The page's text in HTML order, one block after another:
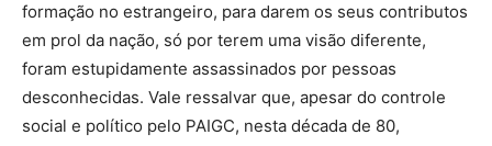
formação no estrangeiro, para darem os seus contributos
em prol da nação, só por terem uma visão diferente,
foram estupidamente assassinados por pessoas
desconhecidas. Vale ressalvar que, apesar do controle
social e político pelo PAIGC, nesta década de 80,